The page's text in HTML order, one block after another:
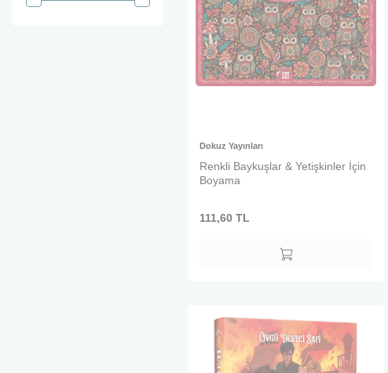
Dokuz Yayınları
Renkli Baykuşlar & Yetişkinler İçin
Boyama
111,60 TL